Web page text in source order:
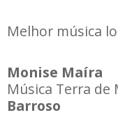
Melhor música
Monise Maíra
Música Terra de
Barroso